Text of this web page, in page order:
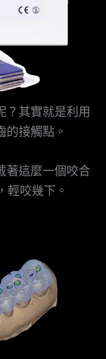
？其實就是利用
的接觸點。
著這麼一個咬合
輕咬幾下。